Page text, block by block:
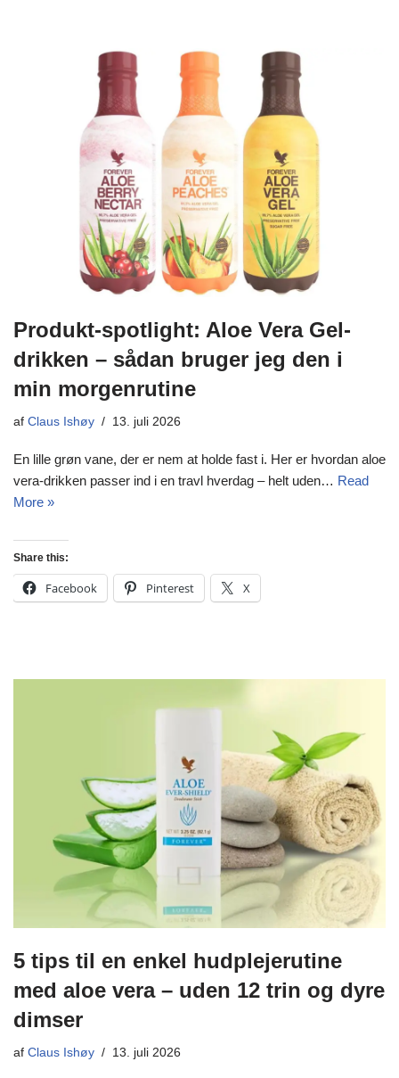
Produkt-spotlight: Aloe Vera Gel-
drikken – sådan bruger jeg den i
min morgenrutine
af Claus Ishøy 13. juli 2026
En lille grøn vane, der er nem at holde fast i. Her er hvordan aloe
vera-drikken passer ind i en travl hverdag – helt uden… Read
More »
Share this:
Facebook Pinterest X
5 tips til en enkel hudplejerutine
med aloe vera – uden 12 trin og dyre
dimser
af Claus Ishøy 13. juli 2026